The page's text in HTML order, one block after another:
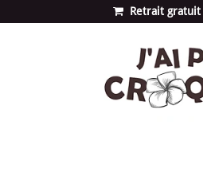
Se rendre au contenu Retrait gratuit